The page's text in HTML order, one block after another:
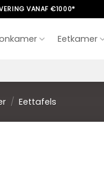
VANAF €1000*
Eetkamer
/ Eettafels